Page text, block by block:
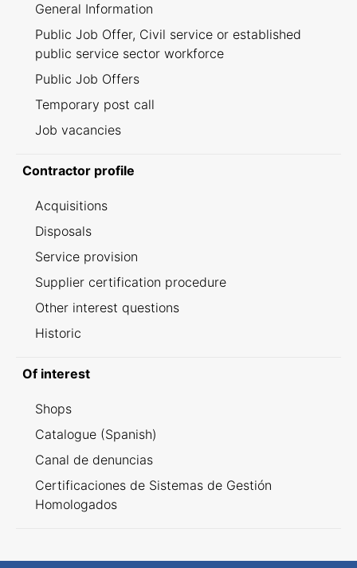
General Information
Public Job Offer, Civil service or established
public service sector workforce
Public Job Offers
Temporary post call
Job vacancies
Contractor profile
Acquisitions
Disposals
Service provision
Supplier certification procedure
Other interest questions
Historic
Of interest
Shops
Catalogue (Spanish)
Canal de denuncias
Certificaciones de Sistemas de Gestión
Homologados